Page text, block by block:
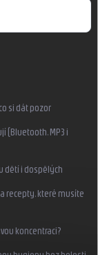
si dát pozor
(Bluetooth, MP3 i
dětí i dospělých
recepty, které musíte
koncentraci?